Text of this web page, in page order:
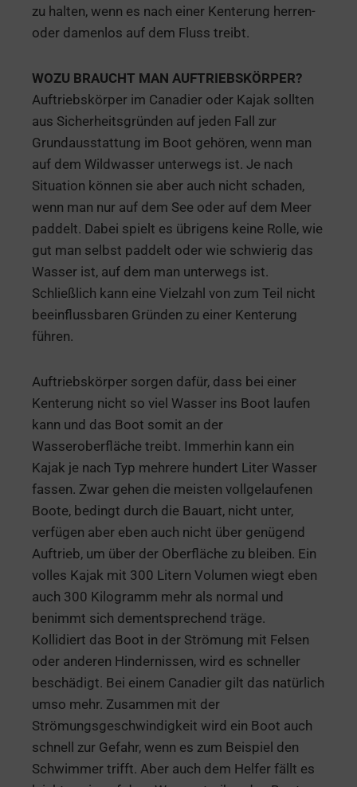
zu halten, wenn es nach einer Kenterung herren-
oder damenlos auf dem Fluss treibt.
WOZU BRAUCHT MAN AUFTRIEBSKÖRPER?
Auftriebskörper im Canadier oder Kajak sollten
aus Sicherheitsgründen auf jeden Fall zur
Grundausstattung im Boot gehören, wenn man
auf dem Wildwasser unterwegs ist. Je nach
Situation können sie aber auch nicht schaden,
wenn man nur auf dem See oder auf dem Meer
paddelt. Dabei spielt es übrigens keine Rolle, wie
gut man selbst paddelt oder wie schwierig das
Wasser ist, auf dem man unterwegs ist.
Schließlich kann eine Vielzahl von zum Teil nicht
beeinflussbaren Gründen zu einer Kenterung
führen.
Auftriebskörper sorgen dafür, dass bei einer
Kenterung nicht so viel Wasser ins Boot laufen
kann und das Boot somit an der
Wasseroberfläche treibt. Immerhin kann ein
Kajak je nach Typ mehrere hundert Liter Wasser
fassen. Zwar gehen die meisten vollgelaufenen
Boote, bedingt durch die Bauart, nicht unter,
verfügen aber eben auch nicht über genügend
Auftrieb, um über der Oberfläche zu bleiben. Ein
volles Kajak mit 300 Litern Volumen wiegt eben
auch 300 Kilogramm mehr als normal und
benimmt sich dementsprechend träge.
Kollidiert das Boot in der Strömung mit Felsen
oder anderen Hindernissen, wird es schneller
beschädigt. Bei einem Canadier gilt das natürlich
umso mehr. Zusammen mit der
Strömungsgeschwindigkeit wird ein Boot auch
schnell zur Gefahr, wenn es zum Beispiel den
Schwimmer trifft. Aber auch dem Helfer fällt es